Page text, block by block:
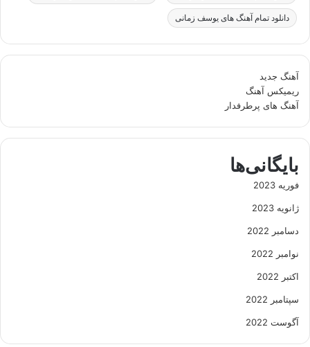
دانلود تمام آهنگ های یوسف زمانی
آهنگ جدید
ریمیکس آهنگ
آهنگ های پرطرفدار
بایگانی‌ها
فوریه 2023
ژانویه 2023
دسامبر 2022
نوامبر 2022
اکتبر 2022
سپتامبر 2022
آگوست 2022